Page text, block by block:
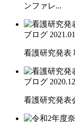
ンファレ...
ブログ
看護研究発表
ブログ
看護研究発表